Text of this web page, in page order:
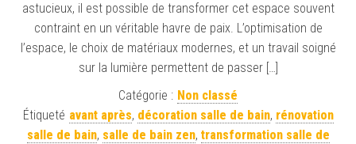
astucieux, il est possible de transformer cet espace souvent
contraint en un véritable havre de paix. L’optimisation de
l’espace, le choix de matériaux modernes, et un travail soigné
sur la lumière permettent de passer […]
Catégorie : Non classé
Étiqueté avant après, décoration salle de bain, rénovation
salle de bain, salle de bain zen, transformation salle de